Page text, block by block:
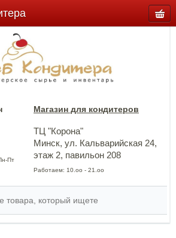
Пт
Магазин для кондитеров
ТЦ "Корона"
Минск, ул. Кальварийская 24,
этаж 2, павильон 208
Работаем: 10.оо - 21.оо